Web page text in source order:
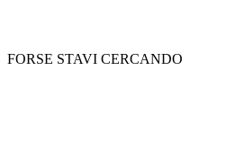
FORSE STAVI CERCANDO